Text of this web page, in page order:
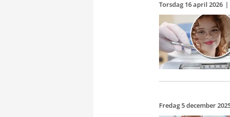
Torsdag 16 april 2026 |
Fredag 5 december